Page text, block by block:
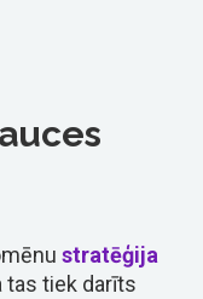
stratēģija
tas tiek darīts